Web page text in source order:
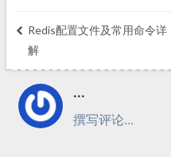
Redis配置文件及常用命令详
解